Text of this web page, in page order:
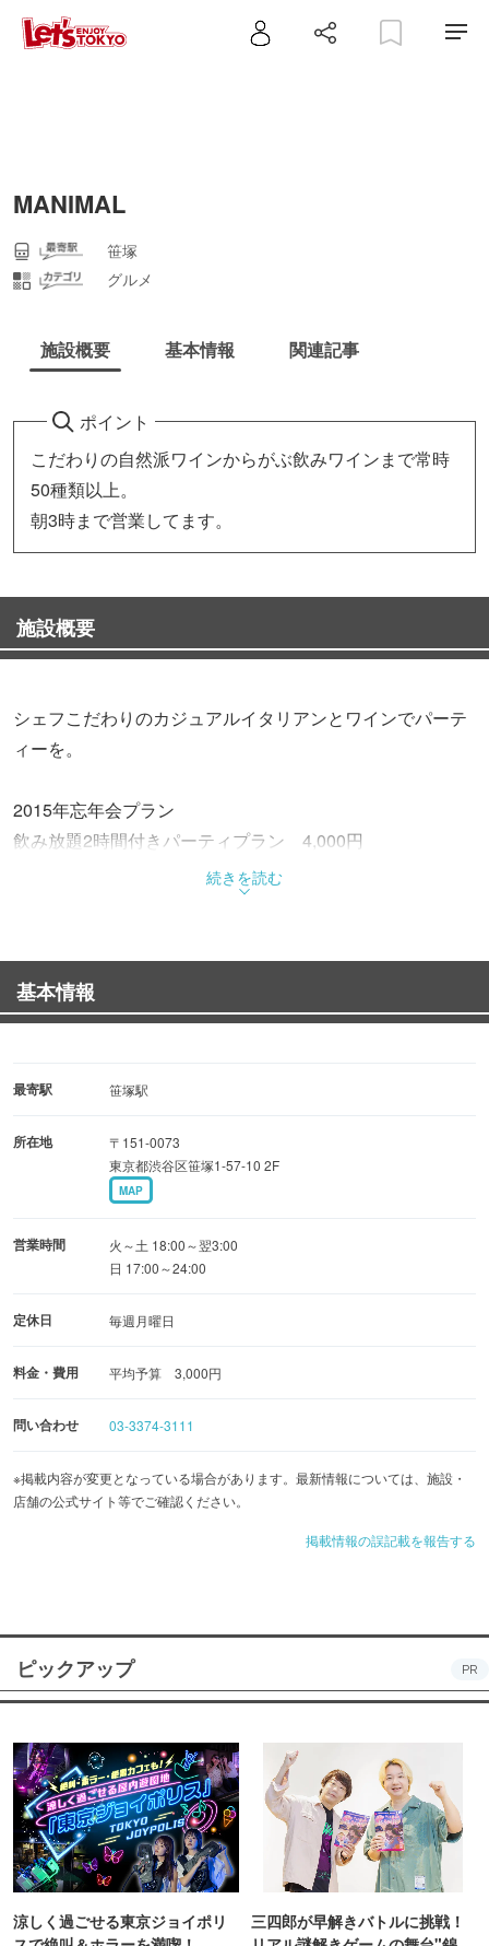
MANIMAL
笹塚
グルメ
施設概要 基本情報 関連記事
ポイント
こだわりの自然派ワインからがぶ飲みワインまで常時
50種類以上。
朝3時まで営業してます。
施設概要
シェフこだわりのカジュアルイタリアンとワインでパーテ
ィーを。
2015年忘年会プラン
飲み放題2時間付きパーティプラン 4,000円
スチームフライポテト サワーチリソース
本日のアヒージョ
バゲット
本日のパスタ
全10品 飲み放題2時間
続きを読む
基本情報
最寄駅 笹塚駅
所在地
〒151-0073
東京都渋谷区笹塚1-57-10 2F
MAP
営業時間
火～土 18:00～翌3:00
日 17:00～24:00
定休日 毎週月曜日
料金・費用 平均予算 3,000円
問い合わせ 03-3374-3111
※掲載内容が変更となっている場合があります。最新情報については、施設・
店舗の公式サイト等でご確認ください。
掲載情報の誤記載を報告する
ピックアップ PR
涼しく過ごせる東京ジョイポリ
三四郎が早解きバトルに挑戦！